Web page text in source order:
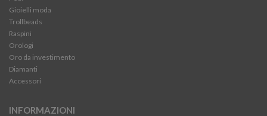
Gioielli moda
Trollbeads
Raspini
Orologi
Oro da investimento
Diamanti
Accessori
INFORMAZIONI